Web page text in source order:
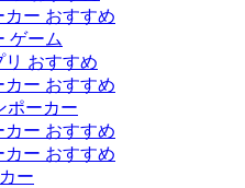
ー おすすめ
ゲーム
リ おすすめ
ー おすすめ
ポーカー
ー おすすめ
ー おすすめ
ー